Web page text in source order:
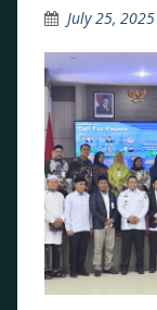
July 25, 2025